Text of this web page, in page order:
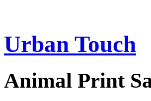
Urban Touch
Animal Print